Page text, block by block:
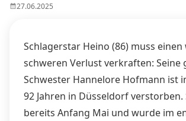
27.06.2025
Schlagerstar Heino (86) muss
schweren Verlust verkraften: Seine
Schwester Hannelore Hofmann ist
92 Jahren in Düsseldorf verstorben.
bereits Anfang Mai und wurde im